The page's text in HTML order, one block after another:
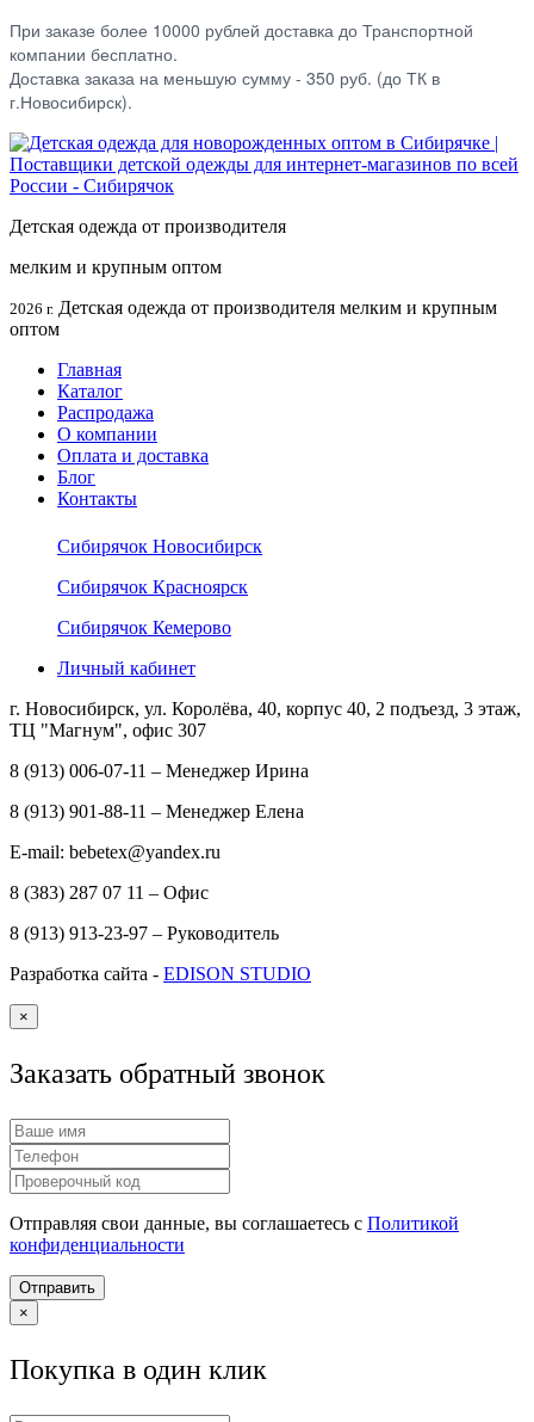
При заказе более 10000 рублей доставка до Транспортной
компании бесплатно.
Доставка заказа на меньшую сумму - 350 руб. (до ТК в
г.Новосибирск).
Детская одежда от производителя
мелким и крупным оптом
2026 г. Детская одежда от производителя мелким и крупным
оптом
Главная
Каталог
Распродажа
О компании
Оплата и доставка
Блог
Контакты
Сибирячок Новосибирск
Сибирячок Красноярск
Сибирячок Кемерово
Личный кабинет
г. Новосибирск, ул. Королёва, 40, корпус 40, 2 подъезд, 3 этаж,
ТЦ "Магнум", офис 307
8 (913) 006-07-11 – Менеджер Ирина
8 (913) 901-88-11 – Менеджер Елена
E-mail: bebetex@yandex.ru
8 (383) 287 07 11 – Офис
8 (913) 913-23-97 – Руководитель
Разработка сайта - EDISON STUDIO
×
Заказать обратный звонок
Отправляя свои данные, вы соглашаетесь с Политикой
конфиденциальности
Отправить
×
Покупка в один клик